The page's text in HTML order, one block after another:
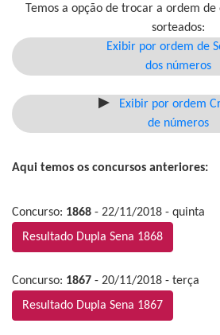
Temos a opção de trocar a ordem
sorteados:
Exibir por ordem de
dos números
Exibir por ordem
de números
Aqui temos os concursos anteriores:
Concurso: 1868 - 22/11/2018 - quinta
Resultado Dupla Sena 1868
Concurso: 1867 - 20/11/2018 - terça
Resultado Dupla Sena 1867